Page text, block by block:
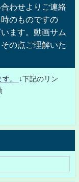
わせよりご連絡
のものですの
ます。動画サム
の点ご理解いた
。
↓下記のリン